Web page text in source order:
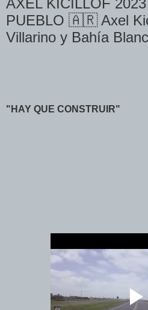
AXEL KICILLOF
PUEBLO 🇦🇷 Axel
Villarino y Bahía
"HAY QUE CONSTRUIR"